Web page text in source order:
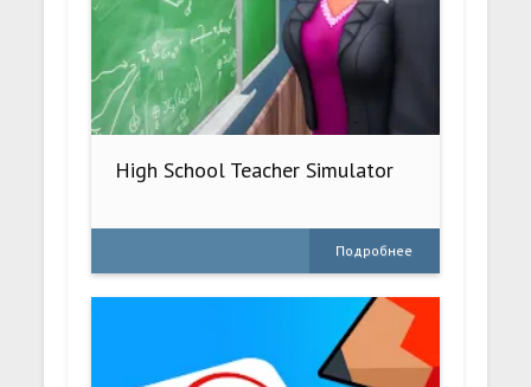
High School Teacher Simulator
Подробнее